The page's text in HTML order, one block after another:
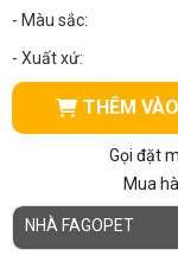
- Màu sắc:
- Xuất xứ:
THÊM
Gọi đặt
Mua
NHÀ FAGOPET